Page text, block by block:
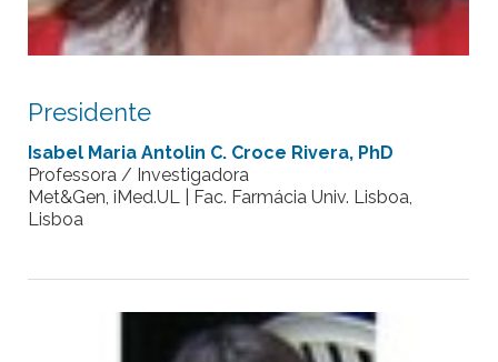
Presidente
Isabel Maria Antolin C. Croce Rivera, PhD
Professora / Investigadora
Met&Gen, iMed.UL | Fac. Farmácia Univ. Lisboa,
Lisboa